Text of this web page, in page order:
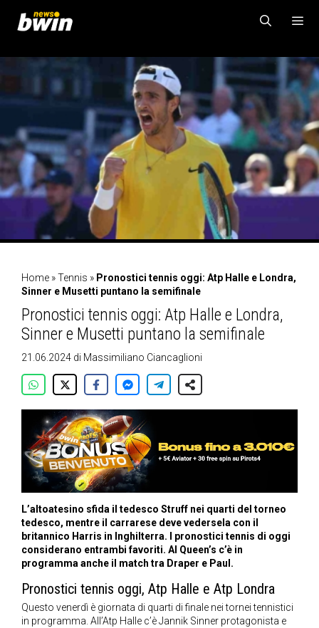
contenuto
MENU
Home »Tennis » Pronostici tennis oggi: Atp Halle e Londra,
Sinner e Musetti puntano la semifinale
Pronostici tennis oggi: Atp Halle e Londra,
Sinner e Musetti puntano la semifinale
21.06.2024 di Massimiliano Ciancaglioni
L’altoatesino sfida il tedesco Struff nei quarti del torneo
tedesco, mentre il carrarese deve vedersela con il
britannico Harris in Inghilterra. I pronostici tennis di oggi
considerano entrambi favoriti. Al Queen’s c’è in
programma anche il match tra Draper e Paul.
Pronostici tennis oggi, Atp Halle e Atp Londra
Questo venerdì è giornata di quarti di finale nei tornei tennistici
in programma. All’Atp Halle c’è Jannik Sinner protagonista e